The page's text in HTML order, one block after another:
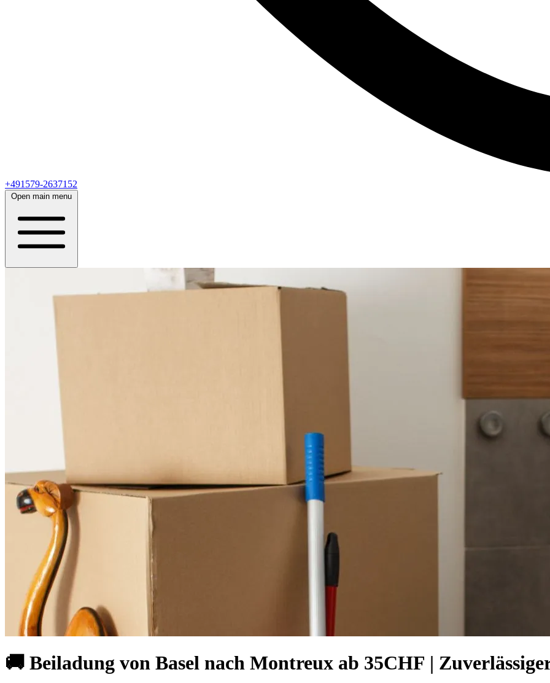
+491579-2637152
Open main menu
🚚 Beiladung von Basel nach Montreux ab 35CHF |